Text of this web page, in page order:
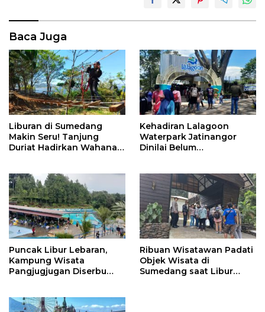
Baca Juga
Liburan di Sumedang
Makin Seru! Tanjung
Duriat Hadirkan Wahana
Jatigede
Kehadiran Lalagoon
Waterpark Jatinangor
Dinilai Belum
Puncak Libur Lebaran,
Kampung Wisata
Pangjugjugan Diserbu
Ribuan Wisatawan Padati
Objek Wisata di
Sumedang saat Libur